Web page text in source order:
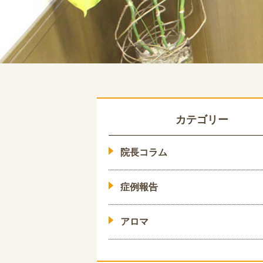
カテゴリー
院長コラム
症例報告
アロマ